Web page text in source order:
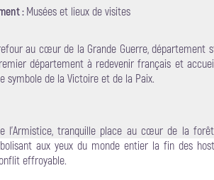
:Musées et lieux de visites
au cœur de la Grande Guerre, département
département à redevenir français et
symbole de la Victoire et de la Paix.
l'Armistice, tranquille place au cœur de la
aux yeux du monde entier la fin des
effroyable.